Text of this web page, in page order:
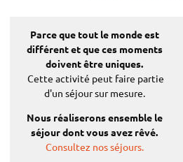
(par personne)
Adulte:25 €
Enfants (-13ans):23 €
Tarifs Préférentiels¹:
Parce que tout le monde est
différentet que ces moments
doivent être uniques.
Cette activité peut faire partie
d'un séjour sur mesure.
Nous réaliserons ensemble le
séjour dont vous avez rêvé.
Consultez nos séjours.